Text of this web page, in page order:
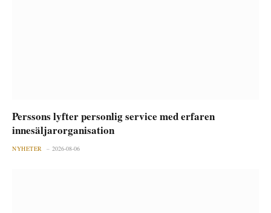
Perssons lyfter personlig service med erfaren
innesäljarorganisation
NYHETER 2026-08-06